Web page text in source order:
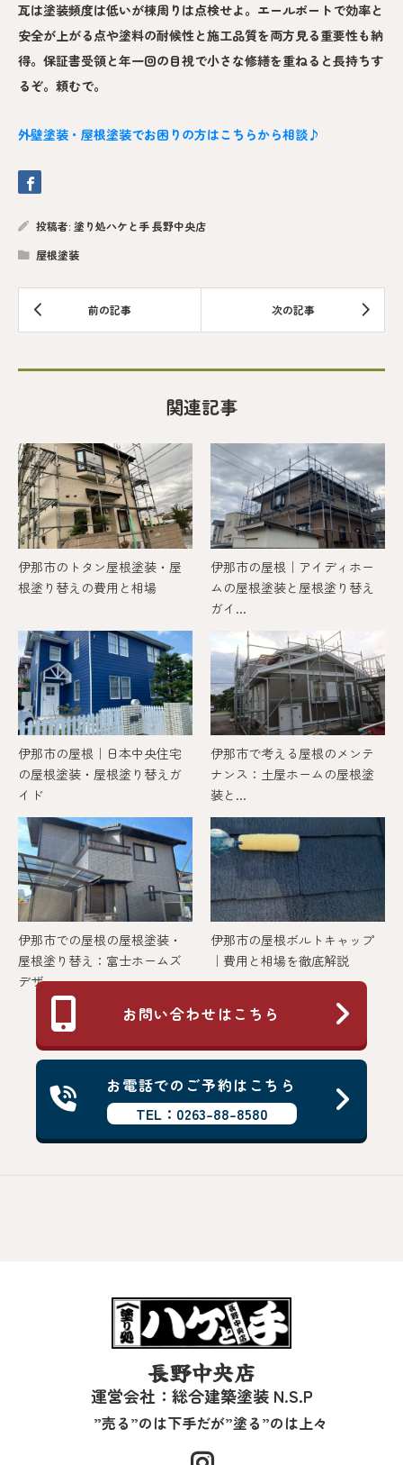
瓦は塗装頻度は低いが棟周りは点検せよ。エールポートで効率と
安全が上がる点や塗料の耐候性と施工品質を両方見る重要性も納
得。保証書受領と年一回の目視で小さな修繕を重ねると長持ちす
るぞ。頼むで。
外壁塗装・屋根塗装でお困りの方はこちらから相談♪
投稿者: 塗り処ハケと手 長野中央店
屋根塗装
関連記事
伊那市のトタン屋根塗装・屋
根塗り替えの費用と相場
伊那市の屋根｜アイディホー
ムの屋根塗装と屋根塗り替え
ガイ...
伊那市の屋根｜日本中央住宅
の屋根塗装・屋根塗り替えガ
イド
伊那市で考える屋根のメンテ
ナンス：土屋ホームの屋根塗
装と...
伊那市での屋根の屋根塗装・
屋根塗り替え：富士ホームズ
デザ...
伊那市の屋根ボルトキャップ
｜費用と相場を徹底解説
お問い合わせはこちら
お電話でのご予約はこちら
TEL：0263-88-8580
長野中央店
運営会社：総合建築塗装 N.S.P
”売る”のは下手だが”塗る”のは上々